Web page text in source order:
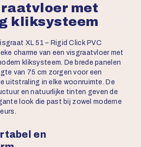
met
kliksysteem
XL 51 – Rigid Click PVC
charme van een visgraatvloer met
kliksysteem. De brede panelen
van 75 cm zorgen voor een
uitstraling in elke woonruimte. De
en natuurlijke tinten geven de
look die past bij zowel moderne
en